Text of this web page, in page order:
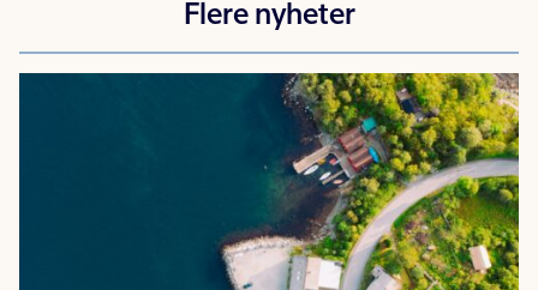
Flere nyheter